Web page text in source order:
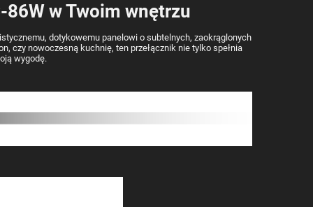
w Twoim wnętrzu
dotykowemu panelowi o subtelnych, zaokrąglonych
czy nowoczesną kuchnię, ten przełącznik nie tylko spełnia
wygodę.